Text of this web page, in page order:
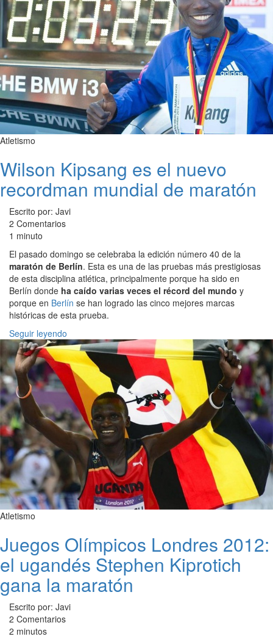
Atletismo
Wilson Kipsang es el nuevo
recordman mundial de maratón
Escrito por: Javi
2 Comentarios
1 minuto
El pasado domingo se celebraba la edición número 40 de la
maratón de Berlín. Esta es una de las pruebas más prestigiosas
de esta disciplina atlética, principalmente porque ha sido en
Berlín donde ha caído varias veces el récord del mundo y
porque en Berlín se han logrado las cinco mejores marcas
históricas de esta prueba.
Seguir leyendo
Atletismo
Juegos Olímpicos Londres 2012:
el ugandés Stephen Kiprotich
gana la maratón
Escrito por: Javi
2 Comentarios
2 minutos